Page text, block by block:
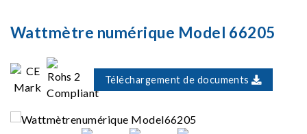
Wattmètre numérique Model 66205
Téléchargement de documents